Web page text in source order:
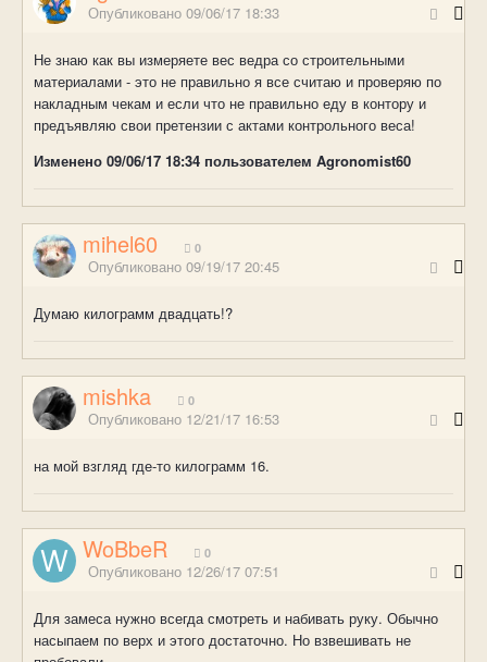
Опубликовано 09/06/17 18:33
Не знаю как вы измеряете вес ведра со строительными
материалами - это не правильно я все считаю и проверяю по
накладным чекам и если что не правильно еду в контору и
предъявляю свои претензии с актами контрольного веса!
Изменено 09/06/17 18:34 пользователем Agronomist60
mihel60 0
Опубликовано 09/19/17 20:45
Думаю килограмм двадцать!?
mishka 0
Опубликовано 12/21/17 16:53
на мой взгляд где-то килограмм 16.
WoBbeR 0
Опубликовано 12/26/17 07:51
Для замеса нужно всегда смотреть и набивать руку. Обычно
насыпаем по верх и этого достаточно. Но взвешивать не